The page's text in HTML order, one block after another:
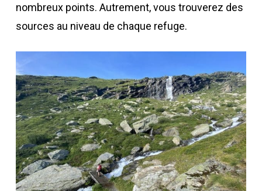
nombreux points. Autrement, vous trouverez des
sources au niveau de chaque refuge.